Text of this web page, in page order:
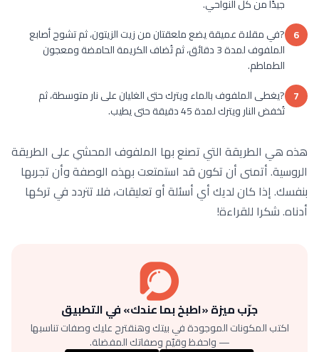
جيدًا من كل النواحي.
6 ?في مقلاة عميقة يضع ملعقتان من زيت الزيتون، ثم تشوح أصابع
الملفوف لمدة 3 دقائق، ثم تُضاف الكريمة الحامضة ومعجون
الطماطم.
7 ?يغطى الملفوف بالماء ويترك حتى الغليان على نار متوسطة، ثم
تُخفض النار ويترك لمدة 45 دقيقة حتى يطيب.
هذه هي الطريقة التي تصنع بها الملفوف المحشي على الطريقة
الروسية. أتمنى أن تكون قد استمتعت بهذه الوصفة وأن تجربها
بنفسك. إذا كان لديك أي أسئلة أو تعليقات، فلا تتردد في تركها
أدناه. شكرا للقراءة!
جرّب ميزة «اطبخ بما عندك» في التطبيق
اكتب المكونات الموجودة في بيتك وهنقترح عليك وصفات تناسبها
— واحفظ وقيّم وصفاتك المفضلة.